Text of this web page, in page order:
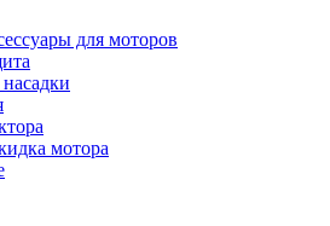
для моторов
мотора